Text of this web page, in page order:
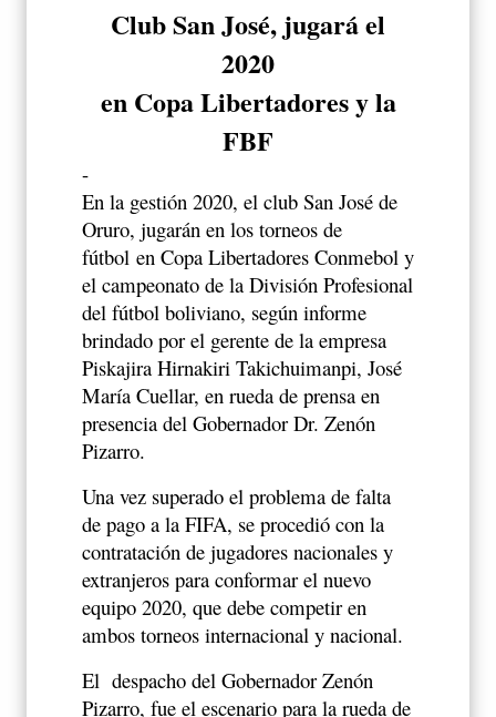
Club San José, jugará el
2020
en Copa Libertadores y la
FBF
-
En la gestión 2020, el club San José de
Oruro, jugarán en los torneos de
fútbol en Copa Libertadores Conmebol y
el campeonato de la División Profesional
del fútbol boliviano, según informe
brindado por el gerente de la empresa
Piskajira Hirnakiri Takichuimanpi, José
María Cuellar, en rueda de prensa en
presencia del Gobernador Dr. Zenón
Pizarro.
Una vez superado el problema de falta
de pago a la FIFA, se procedió con la
contratación de jugadores nacionales y
extranjeros para conformar el nuevo
equipo 2020, que debe competir en
ambos torneos internacional y nacional.
El despacho del Gobernador Zenón
Pizarro, fue el escenario para la rueda de